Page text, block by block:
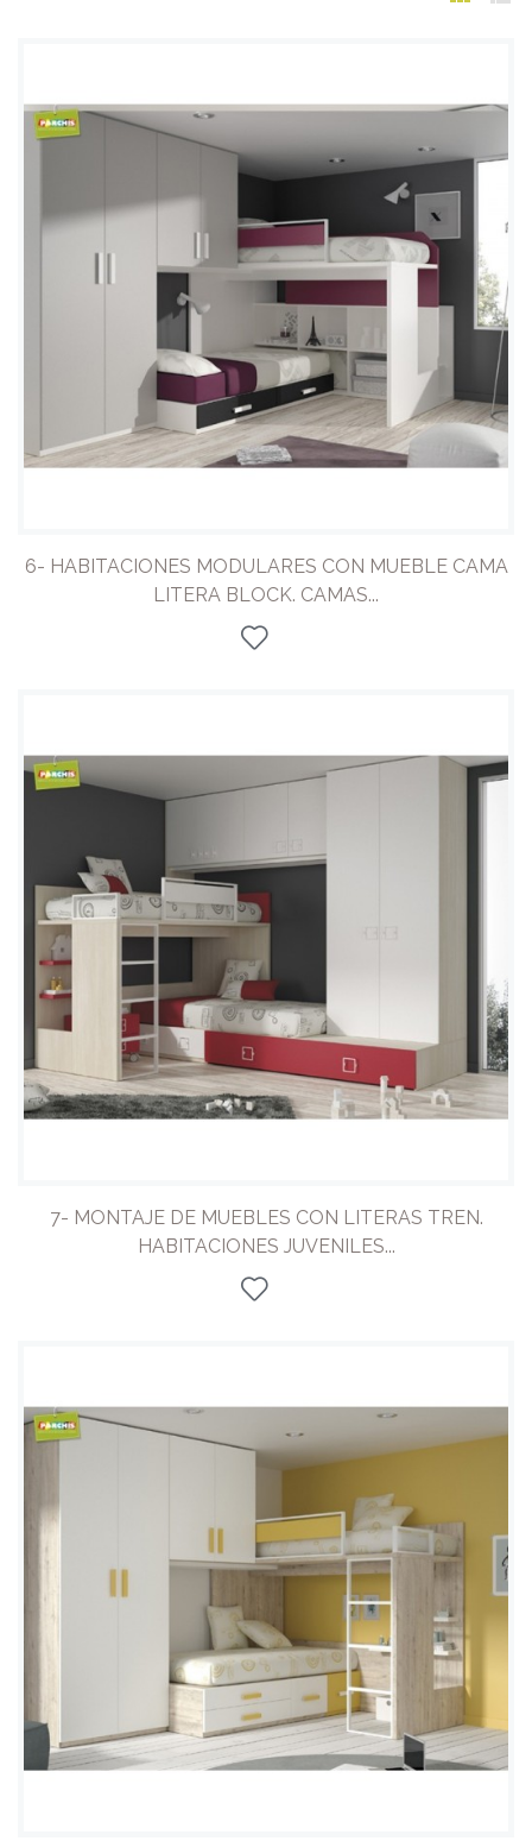
6- HABITACIONES MODULARES CON MUEBLE CAMA
LITERA BLOCK. CAMAS...
7- MONTAJE DE MUEBLES CON LITERAS TREN.
HABITACIONES JUVENILES...